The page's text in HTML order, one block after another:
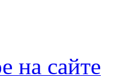
на сайте